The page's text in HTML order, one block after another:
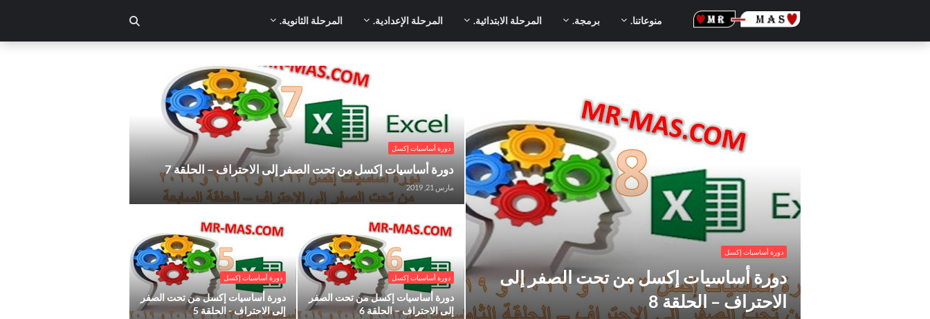
منوعاتنا. برمجة. المرحلة الابتدائية. المرحلة الإعدادية. المرحلة الثانوية.
دورة أساسيات إكسل
دورة أساسيات إكسل من تحت الصفر إلى
الاحتراف – الحلقة 8
.دورة أساسيات إكسل من تحت الصفر إلى الاحتراف – الحلقة 7
دورة أساسيات إكسل
دورة أساسيات إكسل من تحت الصفر إلى الاحتراف – الحلقة 7
مارس 21, 2019
الاحتراف – الحلقة 6
دورة أساسيات إكسل
دورة أساسيات إكسل من تحت الصفر
إلى الاحتراف – الحلقة 6
الاحتراف - الحلقة 5
دورة أساسيات إكسل
دورة أساسيات إكسل من تحت الصفر
إلى الاحتراف - الحلقة 5